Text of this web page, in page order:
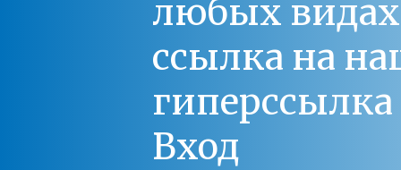
любых
ссылка на
Вход